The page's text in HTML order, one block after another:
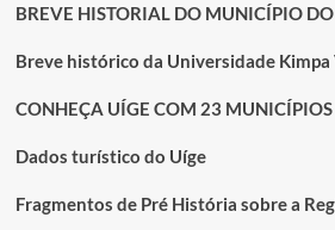
BREVE HISTORIAL DO MUNICÍPIO
Breve histórico da Universidade
CONHEÇA UÍGE COM 23 MUNICÍPIOS
Dados turístico do Uíge
Fragmentos de Pré História sobre a